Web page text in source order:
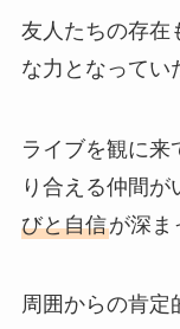
友人たちの存在
な力となってい
ライブを観に来
り合える仲間が
びと自信が深ま
周囲からの肯定